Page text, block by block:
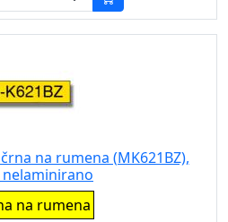
na rumena (MK621BZ),
na rumena